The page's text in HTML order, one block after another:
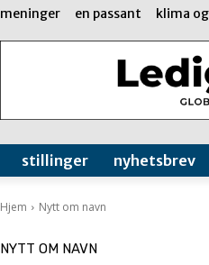
meninger en passant klima
stillinger nyhetsbrev
Hjem Nytt om navn
NYTT OM NAVN